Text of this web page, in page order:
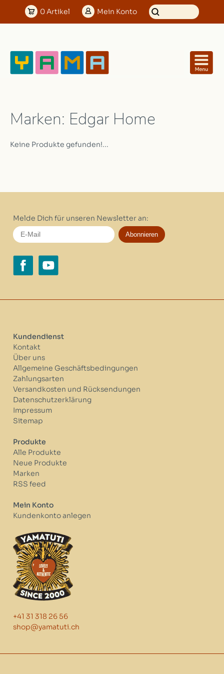
0Artikel Mein Konto
Marken: Edgar Home
Keine Produkte gefunden!...
Melde Dich für unseren Newsletter an:
Abonnieren
Kundendienst
Kontakt
Über uns
Allgemeine Geschäftsbedingungen
Zahlungsarten
Versandkosten und Rücksendungen
Datenschutzerklärung
Impressum
Sitemap
Produkte
Alle Produkte
Neue Produkte
Marken
RSS feed
Mein Konto
Kundenkonto anlegen
+41 31 318 26 56
shop@yamatuti.ch